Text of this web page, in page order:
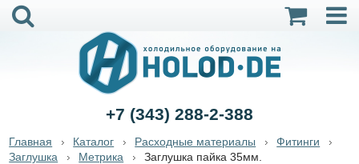
+7 (343) 288-2-388
Главная Каталог Расходные материалы
Фитинги
Заглушка
Метрика Заглушка пайка 35мм.